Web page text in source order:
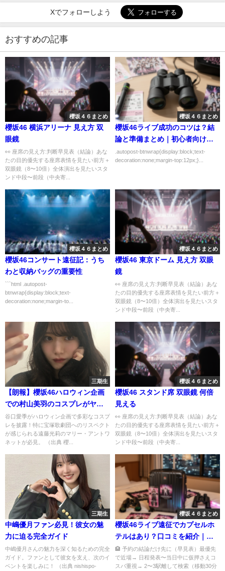
Xでフォローしよう
おすすめの記事
櫻坂４６まとめ
櫻坂46 横浜アリーナ 見え方 双
眼鏡
👀 座席の見え方:判断早見表（結論）あな
たの目的優先する座席表情を見たい前方＋
双眼鏡（8〜10倍）全体演出を見たいスタ
ンド中段〜前段（中央寄...
櫻坂４６まとめ
櫻坂46ライブ成功のコツは？結
論と準備まとめ｜初心者向けに
わかりやすく解説
.autopost-btnwrap{display:block;text-
decoration:none;margin-top:12px;}...
櫻坂４６まとめ
櫻坂46コンサート遠征記：うち
わと収納バッグの重要性
```html .autopost-
btnwrap{display:block;text-
decoration:none;margin-to...
櫻坂４６まとめ
櫻坂46 東京ドーム 見え方 双眼
鏡
👀 座席の見え方:判断早見表（結論）あな
たの目的優先する座席表情を見たい前方＋
双眼鏡（8〜10倍）全体演出を見たいスタ
ンド中段〜前段（中央寄...
三期生
【朗報】櫻坂46ハロウィン企画
での村山美羽のコスプレがヤバ
い！
谷口愛季がハロウィン企画で多彩なコスプ
レを披露！特に宝塚歌劇団へのリスペクト
が感じられる遠藤光莉のマリー・アントワ
ネットが必見。 （出典 櫻...
櫻坂４６まとめ
櫻坂46 スタンド席 双眼鏡 何倍
見える
👀 座席の見え方:判断早見表（結論）あな
たの目的優先する座席表情を見たい前方＋
双眼鏡（8〜10倍）全体演出を見たいスタ
ンド中段〜前段（中央寄...
三期生
中嶋優月ファン必見！彼女の魅
力に迫る完全ガイド
中嶋優月さんの魅力を深く知るための完全
ガイド。ファンとして彼女を支え、次のイ
ベントを楽しみに！ （出典 nishispo-
櫻坂４６まとめ
櫻坂46ライブ遠征でカプセルホ
テルはあり？口コミを紹介｜遠
征で失敗しない選び方
🏨 予約の結論だけ先に（早見表）最優先
で近場→ 日程発表〜当日中に仮押さえコ
スパ重視→ 2〜3駅離して検索（移動30分